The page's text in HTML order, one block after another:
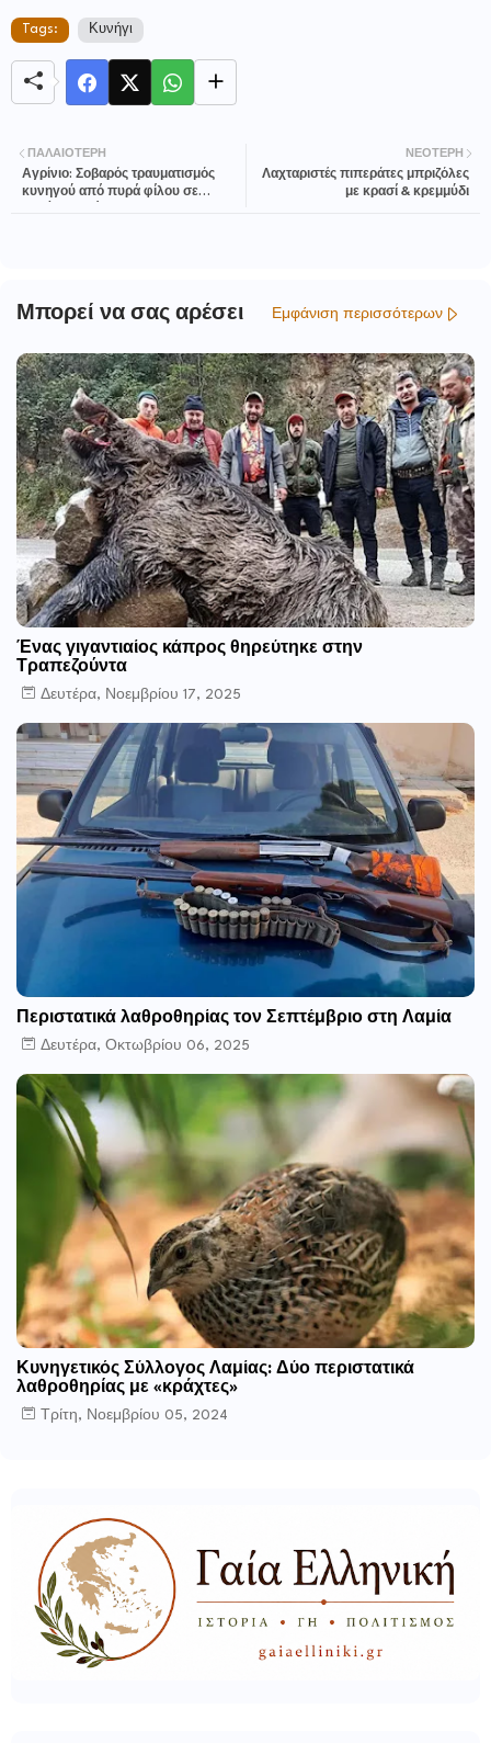
Tags: Κυνήγι
ΝΕΌΤΕΡΗ
Λαχταριστές πιπεράτες μπριζόλες
με κρασί & κρεμμύδι
ΠΑΛΑΙΌΤΕΡΗ
Αγρίνιο: Σοβαρός τραυματισμός
κυνηγού από πυρά φίλου σε
Μπορεί να σας αρέσει Εμφάνιση περισσότερων
Ένας γιγαντιαίος κάπρος θηρεύτηκε στην
Τραπεζούντα
Δευτέρα, Νοεμβρίου 17, 2025
Περιστατικά λαθροθηρίας τον Σεπτέμβριο στη Λαμία
Δευτέρα, Οκτωβρίου 06, 2025
Κυνηγετικός Σύλλογος Λαμίας: Δύο περιστατικά
λαθροθηρίας με «κράχτες»
Τρίτη, Νοεμβρίου 05, 2024